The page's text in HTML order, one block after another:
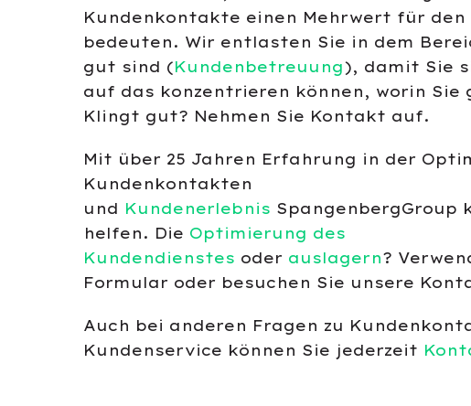
Kundenkontakte einen Mehrwert für den
bedeuten. Wir entlasten Sie in dem
gut sind (Kundenbetreuung), damit Sie
auf das konzentrieren können, worin Sie
Klingt gut? Nehmen Sie Kontakt auf.
Mit über 25 Jahren Erfahrung in der
Kundenkontakten
und Kundenerlebnis SpangenbergGroup
helfen. Die Optimierung des
Kundendienstes oder auslagern?
Formular oder besuchen Sie unsere
Auch bei anderen Fragen zu
Kundenservice können Sie jederzeit